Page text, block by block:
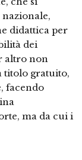
didattica per
dei
altro non
titolo gratuito,
facendo
ma da cui i